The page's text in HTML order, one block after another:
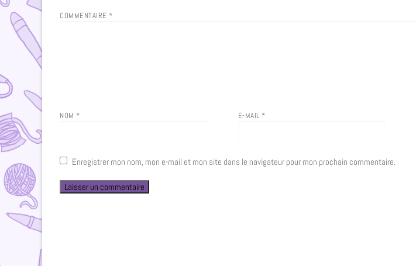
COMMENTAIRE *
NOM * E-MAIL *
Enregistrer mon nom, mon e-mail et mon site dans le navigateur pour mon prochain commentaire.